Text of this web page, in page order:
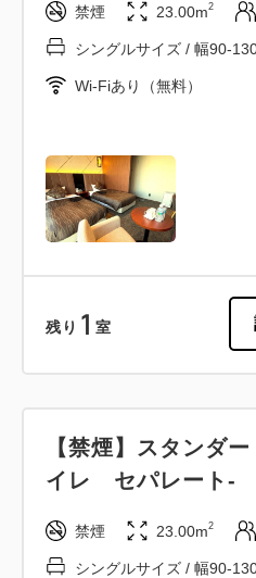
禁煙 23.00m2
シングルサイズ / 幅90-
Wi-Fiあり（無料）
残り 1 室
【禁煙】スタンダ
イレ セパレート-
禁煙 23.00m2
シングルサイズ / 幅90-